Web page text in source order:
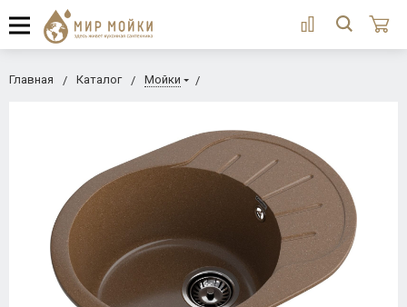
Главная Каталог Мойки